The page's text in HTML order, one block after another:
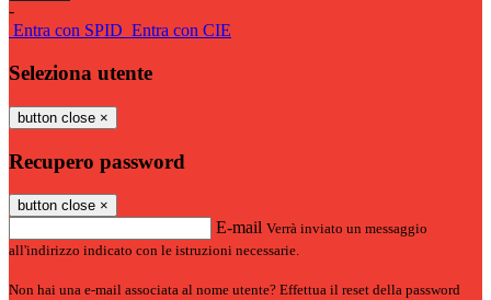
-
Entra con SPID Entra con CIE
Seleziona utente
button close ×
Recupero password
button close ×
E-mail Verrà inviato un messaggio
all'indirizzo indicato con le istruzioni necessarie.
Non hai una e-mail associata al nome utente? Effettua il reset della password